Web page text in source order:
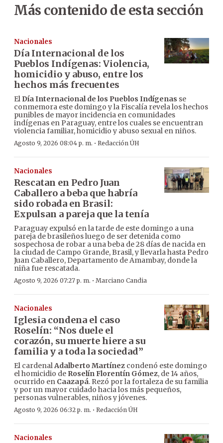
Más contenido de esta sección
Nacionales
Día Internacional de los
Pueblos Indígenas: Violencia,
homicidio y abuso, entre los
hechos más frecuentes
El Día Internacional de los Pueblos Indígenas se
conmemora este domingo y la Fiscalía revela los hechos
punibles de mayor incidencia en comunidades
indígenas en Paraguay, entre los cuales se encuentran
violencia familiar, homicidio y abuso sexual en niños.
Agosto 9, 2026 08:04 p. m. · Redacción ÚH
Nacionales
Rescatan en Pedro Juan
Caballero a beba que habría
sido robada en Brasil:
Expulsan a pareja que la tenía
Paraguay expulsó en la tarde de este domingo a una
pareja de brasileños luego de ser detenida como
sospechosa de robar a una beba de 28 días de nacida en
la ciudad de Campo Grande, Brasil, y llevarla hasta Pedro
Juan Caballero, Departamento de Amambay, donde la
niña fue rescatada.
Agosto 9, 2026 07:27 p. m. · Marciano Candia
Nacionales
Iglesia condena el caso
Roselín: “Nos duele el
corazón, su muerte hiere a su
familia y a toda la sociedad”
El cardenalAdalberto Martínez condenó este domingo
el homicidio de Roselín Florentín Gómez, de 14 años,
ocurrido en Caazapá. Rezó por la fortaleza de su familia
y por un mayor cuidado hacia los más pequeños,
personas vulnerables, niños y jóvenes.
Agosto 9, 2026 06:32 p. m. · Redacción ÚH
Nacionales